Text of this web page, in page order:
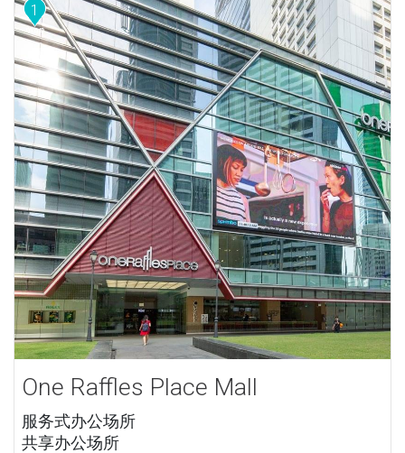
1
One Raffles Place Mall
服务式办公场所
共享办公场所